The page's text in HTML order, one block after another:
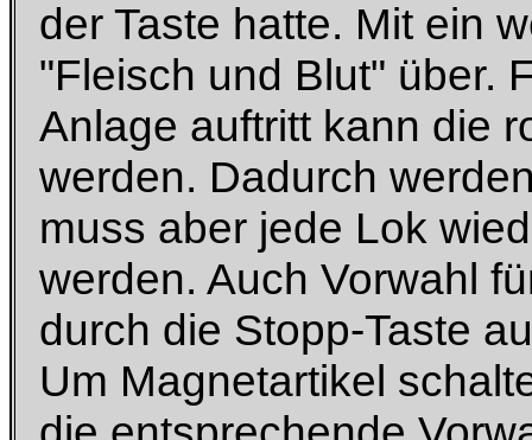
der Taste hatte. Mit ein
"Fleisch und Blut" über.
Anlage auftritt kann die
werden. Dadurch
muss aber jede Lok
werden. Auch Vorwahl
durch die Stopp-Taste
Um Magnetartikel